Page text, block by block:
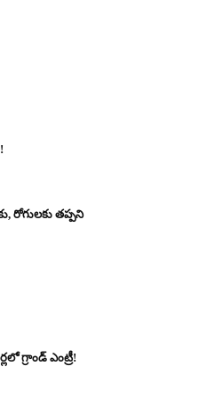
రోగులకు తప్పని
గ్రాండ్ ఎంట్రీ!